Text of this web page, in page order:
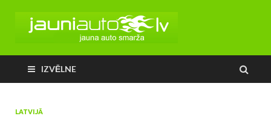
IZVĒLNE
LATVIJĀ